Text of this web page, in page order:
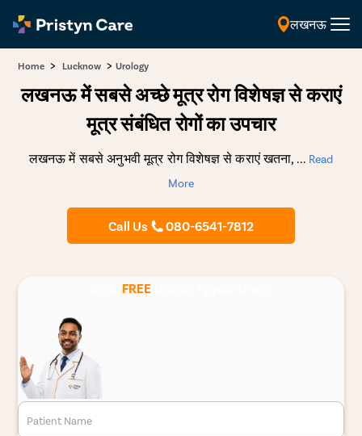
लखनऊ
Home > Lucknow > Urology
लखनऊ में सबसे अच्छे मूत्र रोग विशेषज्ञ से कराएं
मूत्र संबंधित रोगों का उपचार
लखनऊ में सबसे अनुभवी मूत्र रोग विशेषज्ञ से कराएं खतना, ... Read
More
Call Us 080-6541-7812
FREEDoctor Appointment
Patient Name